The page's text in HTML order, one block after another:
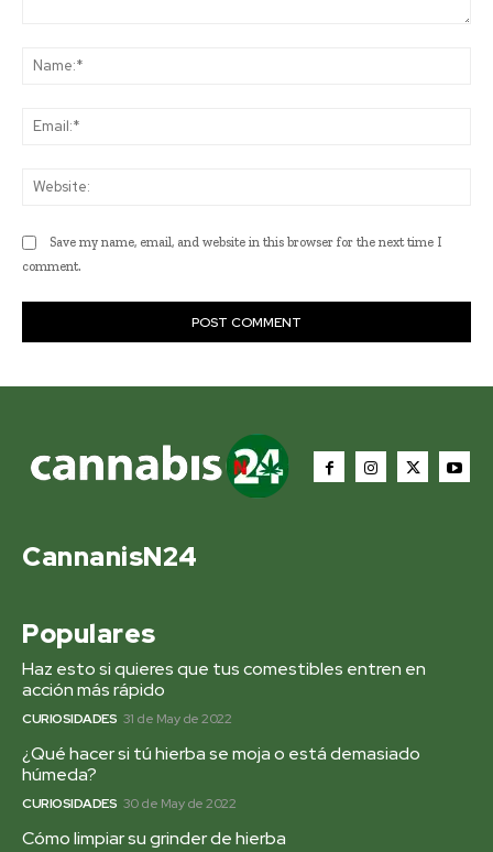
Save my name, email, and website in this browser for the next time I
comment.
CannanisN24
Populares
Haz esto si quieres que tus comestibles entren en
acción más rápido
CURIOSIDADES 31 de May de 2022
¿Qué hacer si tú hierba se moja o está demasiado
húmeda?
CURIOSIDADES 30 de May de 2022
Cómo limpiar su grinder de hierba